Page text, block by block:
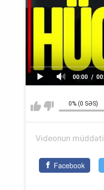
00:00
0% (0 SƏS)
Videonun
Facebook